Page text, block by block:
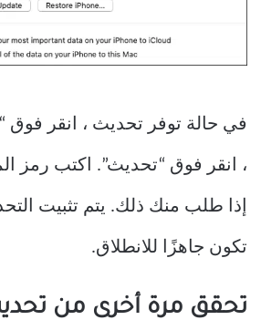
في حالة توفر تحديث ، انقر فوق
، انقر فوق “تحديث”. اكتب رمز
إذا طلب منك ذلك. يتم تثبيت
تكون جاهزًا للانطلاق.